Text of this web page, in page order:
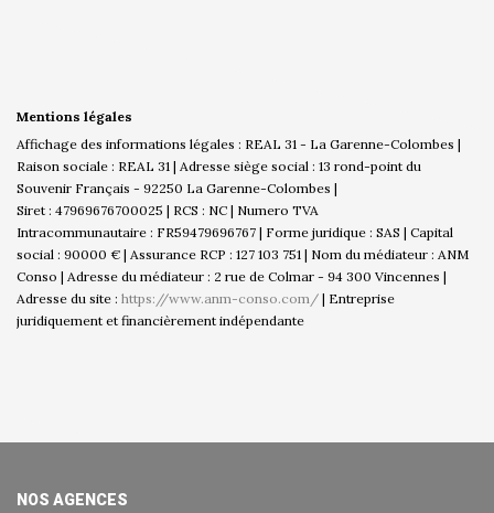
Mentions légales
Affichage des informations légales : REAL 31 - La Garenne-Colombes |
Raison sociale : REAL 31 | Adresse siège social : 13 rond-point du
Souvenir Français - 92250 La Garenne-Colombes |
Siret : 47969676700025 | RCS : NC | Numero TVA
Intracommunautaire : FR59479696767 | Forme juridique : SAS | Capital
social : 90000 € | Assurance RCP : 127 103 751 | Nom du médiateur : ANM
Conso | Adresse du médiateur : 2 rue de Colmar - 94 300 Vincennes |
Adresse du site : https://www.anm-conso.com/ | Entreprise
juridiquement et financièrement indépendante
NOS AGENCES